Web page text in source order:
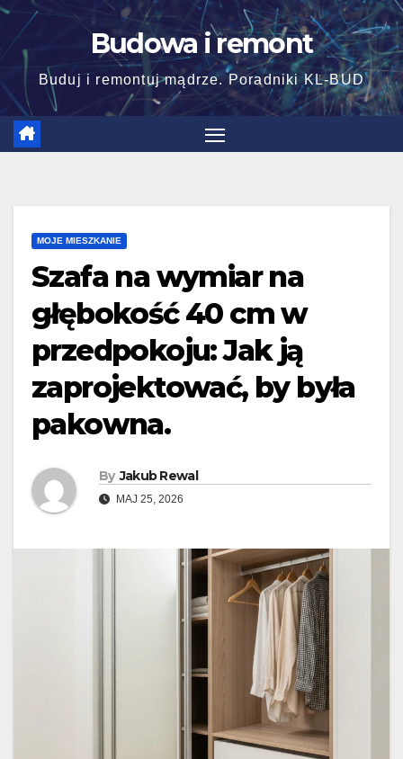
Skip
content
Budowa i remont
Buduj i remontuj mądrze. Poradniki KL-BUD
MOJE MIESZKANIE
Szafa na wymiar na
głębokość 40 cm w
przedpokoju: Jak ją
zaprojektować, by była
pakowna.
By Jakub Rewal
MAJ 25, 2026